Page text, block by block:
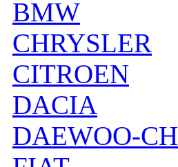
BMW
CHRYSLER
CITROEN
DACIA
DAEWOO-